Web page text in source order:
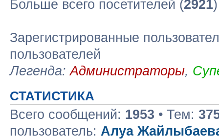
Больше всего посетителей (2921
Зарегистрированные
пользователей
Легенда:Администраторы,
СТАТИСТИКА
Всего сообщений: 1953 • Тем:
пользователь: Алуа